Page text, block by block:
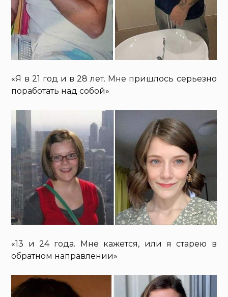
«Я в 21 год и в 28 лет. Мне пришлось серьезно
поработать над собой»
«13 и 24 года. Мне кажется, или я старею в
обратном направлении»